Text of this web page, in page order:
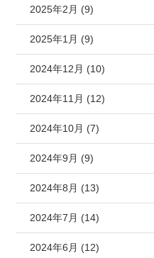
2025年2月 (9)
2025年1月 (9)
2024年12月 (10)
2024年11月 (12)
2024年10月 (7)
2024年9月 (9)
2024年8月 (13)
2024年7月 (14)
2024年6月 (12)